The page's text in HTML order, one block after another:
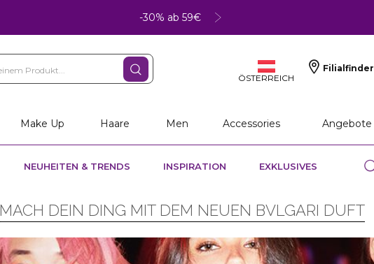
-30% ab 59€
ÖSTERREICH
Filialfinder
Make Up Haare Men Accessories Angebote
NEUHEITEN & TRENDS INSPIRATION EXKLUSIVES
MACH DEIN DING MIT DEM NEUEN BVLGARI DUFT